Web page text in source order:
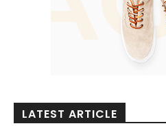
LATEST ARTICLE